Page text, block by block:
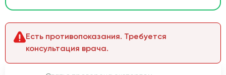
Есть противопоказания. Требуется
консультация врача.